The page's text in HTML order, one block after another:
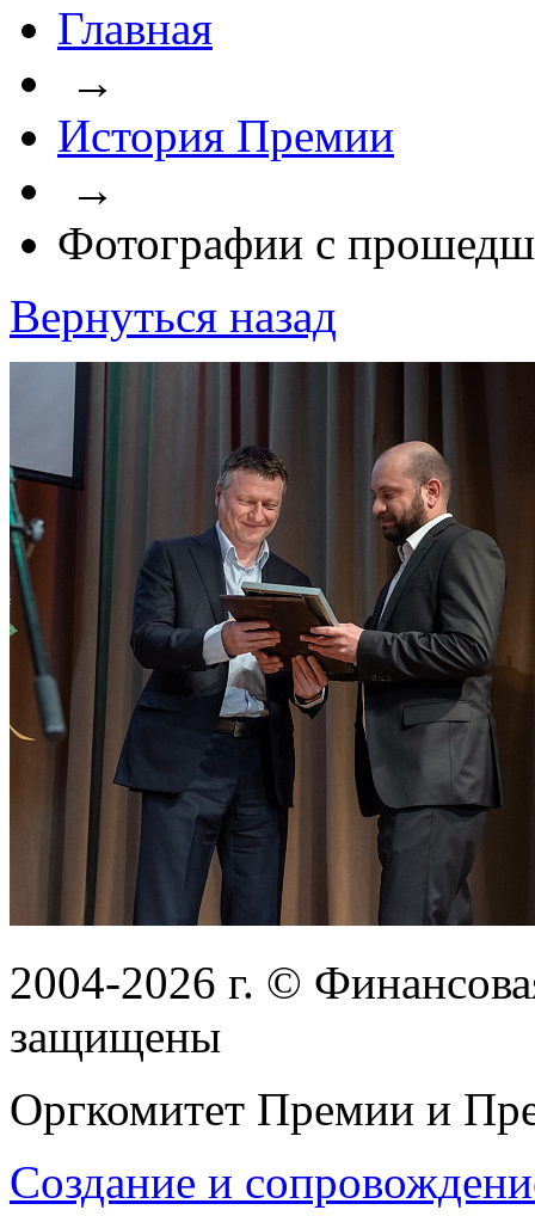
Главная
→
История Премии
→
Фотографии с
Вернуться назад
2004-2026 г. ©
защищены
Оргкомитет Премии и
Создание и